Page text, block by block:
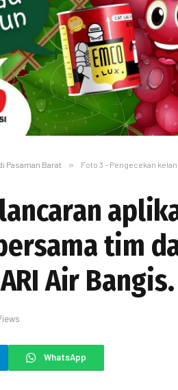
Pasaman Barat » Foto 3 – Pengecekan kelancaran
tim
Air
WhatsApp